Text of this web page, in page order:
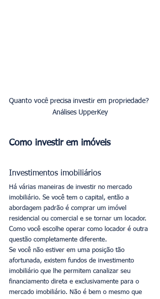
Quanto você precisa investir em propriedade?
Análises UpperKey
Como investir em imóveis
Investimentos imobiliários
Há várias maneiras de investir no mercado
imobiliário. Se você tem o capital, então a
abordagem padrão é comprar um imóvel
residencial ou comercial e se tornar um locador.
Como você escolhe operar como locador é outra
questão completamente diferente.
Se você não estiver em uma posição tão
afortunada, existem fundos de investimento
imobiliário que lhe permitem canalizar seu
financiamento direta e exclusivamente para o
mercado imobiliário. Não é bem o mesmo que